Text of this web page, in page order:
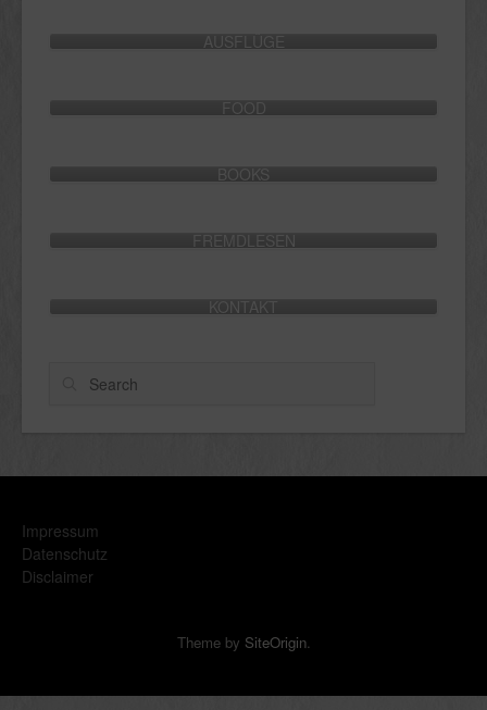
AUSFLÜGE
FOOD
BOOKS
FREMDLESEN
KONTAKT
Search
Impressum
Datenschutz
Disclaimer
Theme by SiteOrigin.